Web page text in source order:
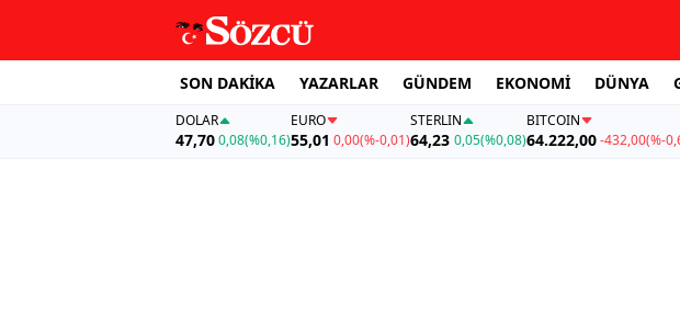
SON DAKİKA YAZARLAR GÜNDEM EKONOMİ DÜNYA
DOLAR
47,700,08(%0,16)
EURO
55,01 0,00(%-0,01)
STERLIN
64,23 0,05(%0,08)
BITCOIN
64.222,00-432,00(%-